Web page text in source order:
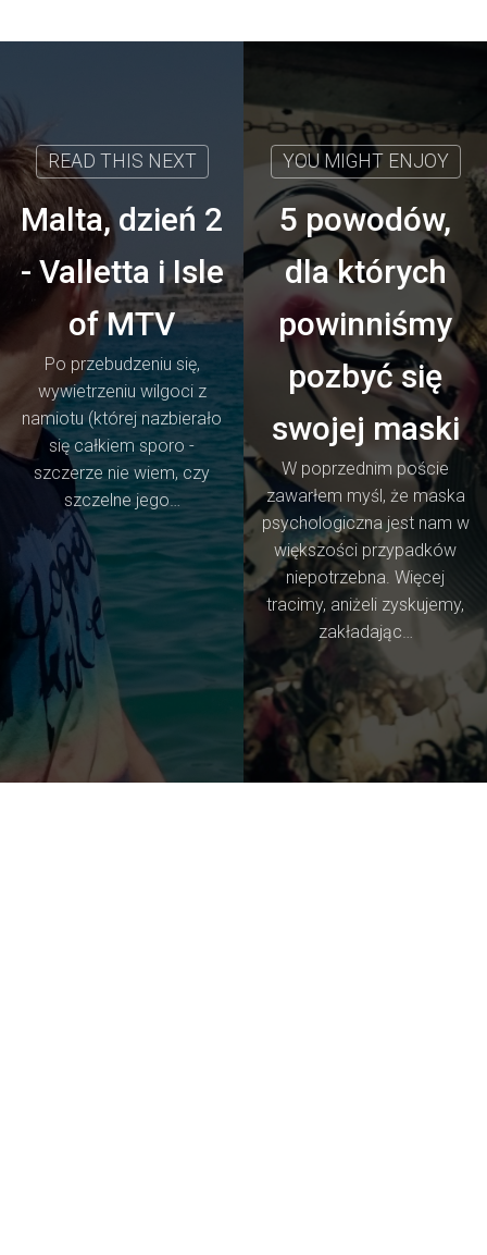
Malta, dzień 2
- Valletta i Isle
of MTV
Po przebudzeniu się,
wywietrzeniu wilgoci z
namiotu (której nazbierało
się całkiem sporo -
szczerze nie wiem, czy
szczelne jego…
5 powodów,
dla których
powinniśmy
pozbyć się
swojej maski
W poprzednim poście
zawarłem myśl, że maska
psychologiczna jest nam w
większości przypadków
niepotrzebna. Więcej
tracimy, aniżeli zyskujemy,
zakładając…